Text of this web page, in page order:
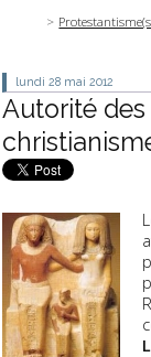
lundi 28 mai 2012
Autorité